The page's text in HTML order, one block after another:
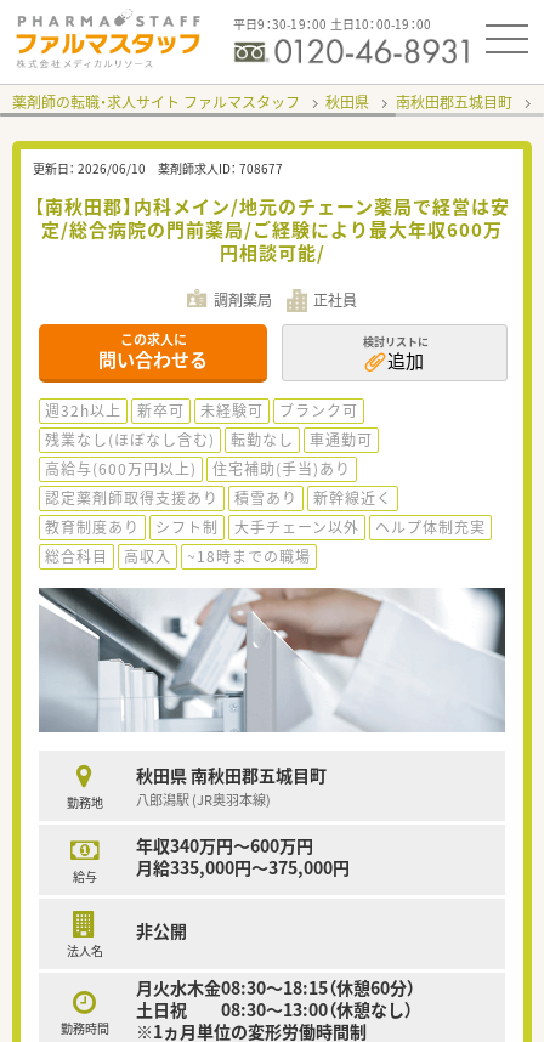
平日9：30-19：00 土日10：00-19：00
薬剤師の転職・求人サイト ファルマスタッフ 秋田県 南秋田郡五城目町
更新日： 2026/06/10 薬剤師求人ID： 708677
【南秋田郡】内科メイン/地元のチェーン薬局で経営は安
定/総合病院の門前薬局/ご経験により最大年収600万
円相談可能/
調剤薬局 正社員
この求人に
問い合わせる
検討リストに
追加
週32h以上 新卒可 未経験可
ブランク可
残業なし(ほぼなし含む)
転勤なし
車通勤可
高給与(600万円以上)
住宅補助(手当)あり
認定薬剤師取得支援あり
積雪あり
新幹線近く
教育制度あり
シフト制 大手チェーン以外
ヘルプ体制充実
総合科目
高収入 ~18時までの職場
勤務地
秋田県 南秋田郡五城目町
八郎潟駅 (JR奥羽本線)
給与
年収340万円～600万円
月給335,000円～375,000円
法人名
非公開
勤務時間
月火水木金08:30～18:15（休憩60分）
土日祝 08:30～13:00（休憩なし）
※1ヵ月単位の変形労働時間制